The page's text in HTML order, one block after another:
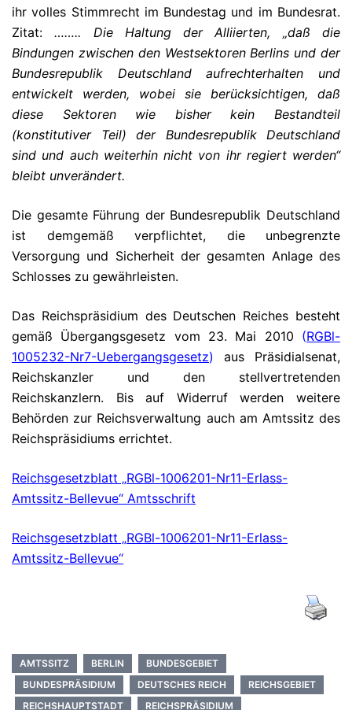
ihr volles Stimmrecht im Bundestag und im Bundesrat.
Zitat:…….. Die Haltung der Alliierten, „daß die
Bindungen zwischen den Westsektoren Berlins und der
Bundesrepublik Deutschland aufrechterhalten und
entwickelt werden, wobei sie berücksichtigen, daß
diese Sektoren wie bisher kein Bestandteil
(konstitutiver Teil) der Bundesrepublik Deutschland
sind und auch weiterhin nicht von ihr regiert werden“
bleibt unverändert.
Die gesamte Führung der Bundesrepublik Deutschland
ist demgemäß verpflichtet, die unbegrenzte
Versorgung und Sicherheit der gesamten Anlage des
Schlosses zu gewährleisten.
Das Reichspräsidium des Deutschen Reiches besteht
gemäß Übergangsgesetz vom 23. Mai 2010 (RGBl-
1005232-Nr7-Uebergangsgesetz) aus Präsidialsenat,
Reichskanzler und den stellvertretenden
Reichskanzlern. Bis auf Widerruf werden weitere
Behörden zur Reichsverwaltung auch am Amtssitz des
Reichspräsidiums errichtet.
Reichsgesetzblatt „RGBl-1006201-Nr11-Erlass-
Amtssitz-Bellevue“ Amtsschrift
Reichsgesetzblatt „RGBl-1006201-Nr11-Erlass-
Amtssitz-Bellevue“
AMTSSITZ BERLIN
BUNDESGEBIET
BUNDESPRÄSIDIUM
DEUTSCHES REICH
REICHSGEBIET
REICHSHAUPTSTADT
REICHSPRÄSIDIUM